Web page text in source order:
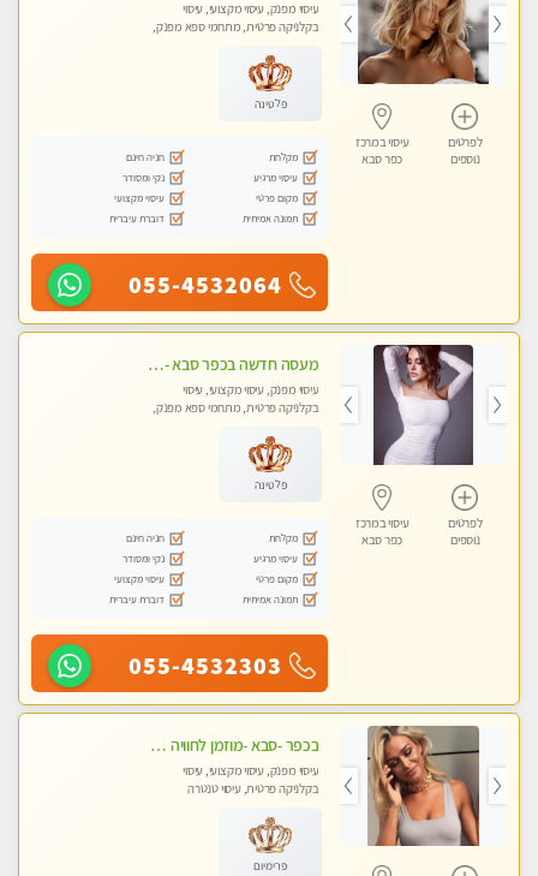
לפרטים
נוספים
עיסוי במרכז
כפר סבא
עיסוי מפנק, עיסוי מקצועי, עיסוי
בקלניקה פרטית, מתחמי ספא מפנק,
פלטינה
מקלחת
חניה חינם
עיסוי מרגיע
נקי ומסודר
מקום פרטי
עיסוי מקצועי
תמונה אמיתית
דוברת עיברית
055-4532064
לפרטים
נוספים
עיסוי במרכז
כפר סבא
מעסה חדשה בכפר סבא -מומלץ לחלוטין!!!! מעסה מקצועית צעירה ואיכותית פרטי!!!
עיסוי מפנק, עיסוי מקצועי, עיסוי
בקלניקה פרטית, מתחמי ספא מפנק,
פלטינה
מקלחת
חניה חינם
עיסוי מרגיע
נקי ומסודר
מקום פרטי
עיסוי מקצועי
תמונה אמיתית
דוברת עיברית
055-4532303
בכפר -סבא -מוזמן לחוויה בלתי נשכחת!!!עיסוי מפנק ביותר מומלץ לחלוטין!!!
עיסוי מפנק, עיסוי מקצועי, עיסוי
בקלניקה פרטית, עיסוי טנטרה
פרימיום